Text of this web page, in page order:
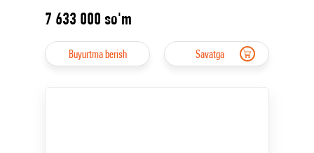
7 633 000 so'm
Buyurtma berish Savatga